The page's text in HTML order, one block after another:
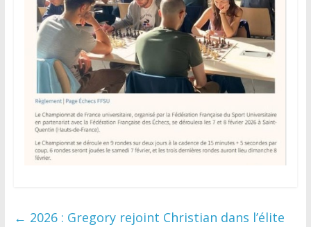
← 2026 : Gregory rejoint Christian dans l’élite